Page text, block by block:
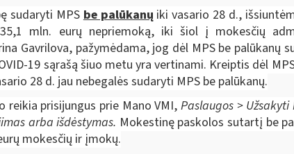
sudaryti MPS be palūkanų iki vasario 28 d.,
mln. eurų nepriemoką, iki šiol į mokesčių
Gavrilova, pažymėdama, jog dėl MPS be
19 sąrašą šiuo metu yra vertinami. Kreiptis dėl
28 d. jau nebegalės sudaryti MPS be palūkanų.
reikia prisijungus prie Mano VMI, Paslaugos >
arba išdėstymas. Mokestinę paskolos sutartį be
mokesčių ir įmokų.